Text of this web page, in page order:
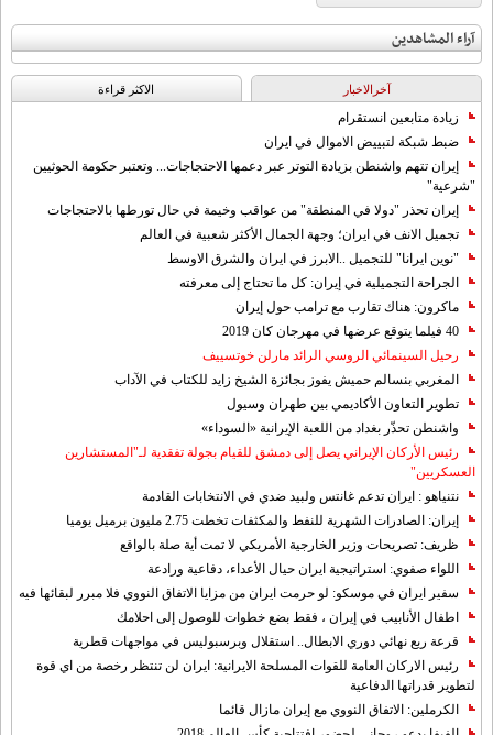
آراء المشاهدين
آخرالاخبار الاکثر قراءة
زيادة متابعين انستقرام
ضبط شبكة لتبييض الاموال في ايران
إيران تتهم واشنطن بزيادة التوتر عبر دعمها الاحتجاجات... وتعتبر حكومة الحوثيين
"شرعية"
إيران تحذر "دولا في المنطقة" من عواقب وخيمة في حال تورطها بالاحتجاجات
تجميل الانف في ايران؛ وجهة الجمال الأكثر شعبية في العالم
"نوين ايرانا" للتجميل ..الابرز في ايران والشرق الاوسط
الجراحة التجميلية في إيران: كل ما تحتاج إلى معرفته
ماكرون: هناك تقارب مع ترامب حول إيران
40 فيلما يتوقع عرضها في مهرجان كان 2019
رحيل السينمائي الروسي الرائد مارلن خوتسييف
المغربي بنسالم حميش يفوز بجائزة الشيخ زايد للكتاب في الآداب
تطوير التعاون الأكاديمي بين طهران وسيول
واشنطن تحذّر بغداد من اللعبة الإيرانية «السوداء»
رئيس الأركان الإيراني يصل إلى دمشق للقيام بجولة تفقدية لـ"المستشارين
العسكريين"
نتنياهو : ايران تدعم غانتس ولبيد ضدي في الانتخابات القادمة
إيران: الصادرات الشهریة للنفط والمكثفات تخطت 2.75 مليون برميل يوميا
ظريف: تصريحات وزير الخارجية الأمريكي لا تمت أية صلة بالواقع
اللواء صفوي: استراتيجية ايران حيال الأعداء، دفاعية ورادعة
سفير ايران في موسكو: لو حرمت ايران من مزايا الاتفاق النووي فلا مبرر لبقائها فيه
اطفال الأنابيب في إيران ، فقط بضع خطوات للوصول إلى احلامك
قرعة ربع نهائي دوري الابطال.. استقلال وبرسبوليس في مواجهات قطرية
رئيس الاركان العامة للقوات المسلحة الايرانية: ايران لن تنتظر رخصة من اي قوة
لتطوير قدراتها الدفاعية
الكرملين: الاتفاق النووي مع إيران مازال قائما